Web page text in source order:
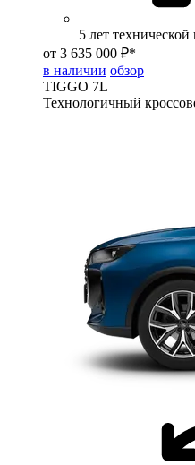
5 лет
от 3 635 000 ₽*
в наличии обзор
TIGGO 7L
Технологичный